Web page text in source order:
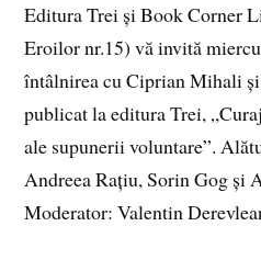
Editura Trei și Book Corner
Eroilor nr.15) vă invită
întâlnirea cu Ciprian Mihali
publicat la editura Trei,
ale supunerii voluntare”.
Andreea Rațiu, Sorin Gog și
Moderator: Valentin